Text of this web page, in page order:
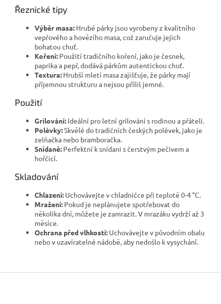
Řeznické tipy
Výběr masa: Hrubé párky jsou vyrobeny z kvalitního
vepřového a hovězího masa, což zaručuje jejich
bohatou chuť.
Koření: Použití tradičního koření, jako je česnek,
paprika a pepř, dodává párkům autentickou chuť.
Textura: Hrubší mletí masa zajišťuje, že párky mají
příjemnou strukturu a nejsou příliš jemné.
Použití
Grilování: Ideální pro letní grilování s rodinou a přáteli.
Polévky:Skvělé do tradičních českých polévek, jako je
zelňačka nebo bramboračka.
Snídaně: Perfektní k snídani s čerstvým pečivem a
hořčicí.
Skladování
Chlazení: Uchovávejte v chladničce při teplotě 0-4 °C.
Mražení: Pokud je neplánujete spotřebovat do
několika dní, můžete je zamrazit. V mrazáku vydrží až 3
měsíce.
Ochrana před vlhkostí: Uchovávejte v původním obalu
nebo v uzavíratelné nádobě, aby nedošlo k vysychání.